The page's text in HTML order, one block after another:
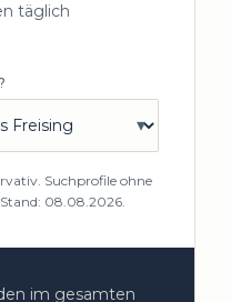
täglich
▾
Suchprofile ohne
Stand: 08.08.2026.
im gesamten